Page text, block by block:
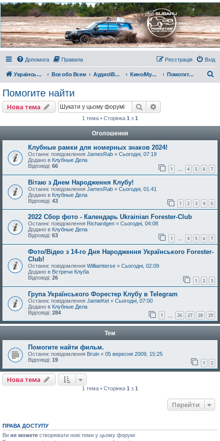
Украинский Форестер
Клуб
Всеукраинский клуб владельцев Subaru Forester. Клубные покатушки на природе и
еженедельные встречи, скидки от партнеров и просто много общения с друзьями.
Присоединяйтесь. Think. Feel. Drive.
Допомога
Правила Вхід
Реєстрація
Український Форестер Клуб Все обо Всем Аудио\Видео\РС Кино/Мультфильмы/Видео Помогите найти
Помогите найти
Нова тема Пошук
1 тема • Сторінка 1 з 1
Оголошення
Клубные рамки для номерных знаков 2024!
Останнє повідомлення JamesRab « Сьогодні, 07:19
Додано в Клубные Дела
Відповіді: 66 1 … 4 5 6 7
Вітаю з Днем Народження Клубу!
Останнє повідомлення JamesRab « Сьогодні, 01:41
Додано в Клубные Дела
Відповіді: 43 1 2 3 4 5
2022 Сбор фото - Календарь Ukrainian Forester-Club
Останнє повідомлення Richardgen « Сьогодні, 04:08
Додано в Клубные Дела
Відповіді: 63 1 … 4 5 6 7
Фото/Відео з 14-го Дня Народження Українського Forester-
Club!
Останнє повідомлення Williamterse « Сьогодні, 02:09
Додано в Встречи Клуба
Відповіді: 26 1 2 3
Група Українського Форестер Клубу в Telegram
Останнє повідомлення JamieKet « Сьогодні, 07:00
Додано в Клубные Дела
Відповіді: 284 1 26 27 28 29
Тем
Помогите найти фильм.
Останнє повідомлення Bruin « 05 вересня 2009, 15:25
Відповіді: 19 1 2
Нова тема
1 тема • Сторінка 1 з 1
Перейти
ПРАВА ДОСТУПУ
Ви не можете створювати нові теми у цьому форумі